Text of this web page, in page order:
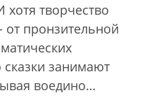
творчество
пронзительной
занимают
воедино…